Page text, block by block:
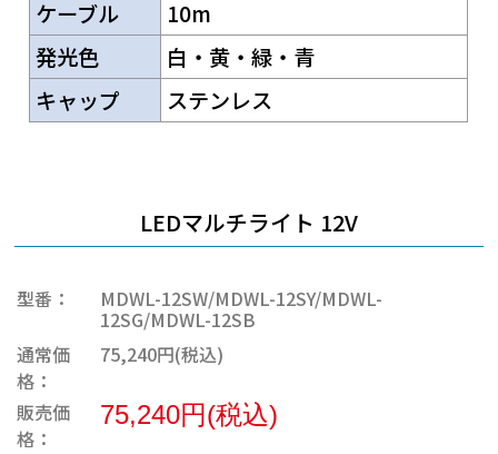
ケーブル
10m
発光色
白・黄・緑・青
キャップ
ステンレス
LEDマルチライト 12V
型番： MDWL-12SW/MDWL-12SY/MDWL-
12SG/MDWL-12SB
通常価
格：
75,240円(税込)
販売価
格：
75,240円(税込)